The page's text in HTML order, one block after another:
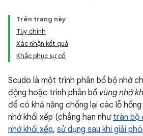
Trên trang này
Tùy chỉnh
Xác nhận kết quả
Khắc phục sự cố
Scudo là một trình phân bổ bộ nhớ
động hoặc trình phân bổ vùng nhớ
để có khả năng chống lại các lỗ hổng
nhớ khối xếp (chẳng hạn như tràn bộ
nhớ khối xếp, sử dụng sau khi giải